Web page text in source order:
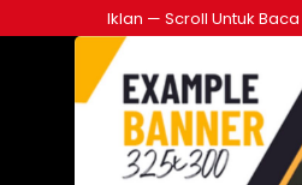
ke
Iklan — Scroll Untuk